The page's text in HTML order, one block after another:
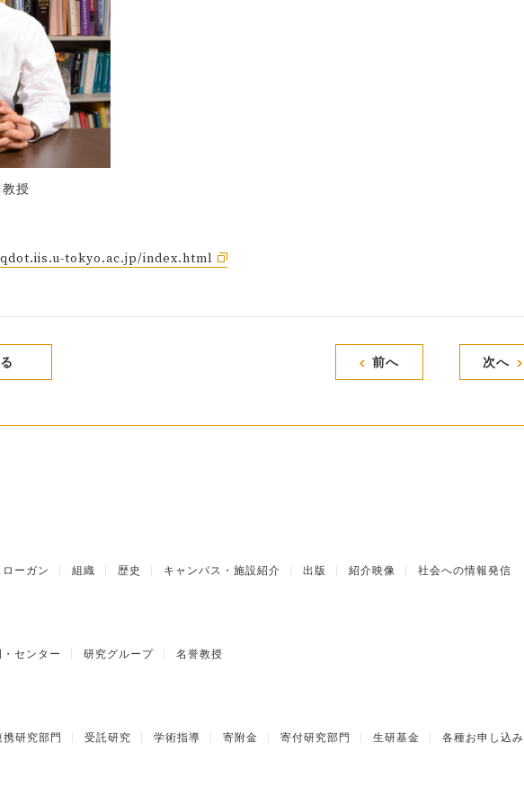
授
tokyo.ac.jp/index.html
前へ 次へ
ローガン 組織 歴史 キャンパス・施設紹介 出版 紹介映像 社会への情報発信
センター 研究グループ 名誉教授
携研究部門 受託研究 学術指導 寄附金 寄付研究部門 生研基金 各種お申し込み